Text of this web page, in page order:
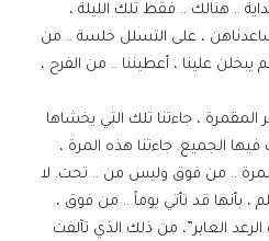
.. هنالك .. فقط تلك الليلة ،
ساعدناهن ، على التسلل خلسة .. من
علينا ، أعطيننا .. من الفرح ،
المقمرة ، جاءتنا تلك التي يخشاها
الجميع. جاءتنا هذه المرة ،
.. من فوق وليس من .. تحت. لا
، بأنها قد تأتي يوماً .. من فوق ،
العابر”، من ذلك الذي تآلفت